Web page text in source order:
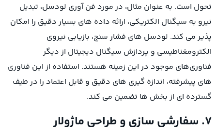
تحول است. به عنوان مثال، در مورد فن آوری لودسل، تبدیل
نیرو به سیگنال الکتریکی، ارائه داده های بسیار دقیق را امکان
پذیر می کند. لودسل های فشار سنج، بازیابی نیروی
الکترومغناطیسی و پردازش سیگنال دیجیتال از دیگر
فناوری‌های موجود در این زمینه هستند. استفاده از این فناوری
های پیشرفته، اندازه گیری های دقیق و قابل اعتماد را در طیف
گسترده ای از بخش ها تضمین می کند.
۷. سفارشی سازی و طراحی ماژولار